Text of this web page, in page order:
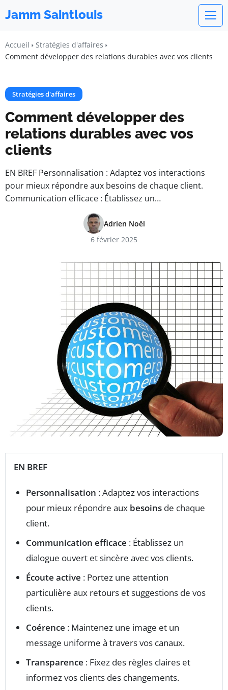
Jamm Saintlouis
Accueil
Stratégies d'affaires
Comment développer des relations durables avec vos clients
Stratégies d'affaires
Comment développer des
relations durables avec vos
clients
EN BREF Personnalisation : Adaptez vos interactions
pour mieux répondre aux besoins de chaque client.
Communication efficace : Établissez un…
Adrien Noël
6 février 2025
EN BREF
Personnalisation : Adaptez vos interactions
pour mieux répondre aux besoins de chaque
client.
Communication efficace : Établissez un
dialogue ouvert et sincère avec vos clients.
Écoute active : Portez une attention
particulière aux retours et suggestions de vos
clients.
Coérence : Maintenez une image et un
message uniforme à travers vos canaux.
Transparence : Fixez des règles claires et
informez vos clients des changements.